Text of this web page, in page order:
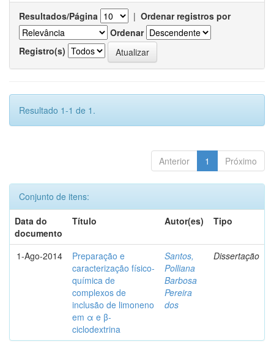
Resultados/Página | Ordenar registros por
Ordenar
Registro(s)
Resultado 1-1 de 1.
Anterior 1 Próximo
Conjunto de itens:
Data do
documento
Título Autor(es) Tipo
1-Ago-2014
Preparação e
caracterização físico-
química de
complexos de
inclusão de limoneno
em α e β-
ciclodextrina
Santos,
Polliana
Barbosa
Pereira
dos
Dissertação